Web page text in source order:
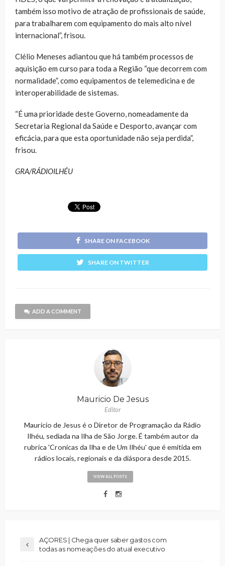
também isso motivo de atração de profissionais de saúde,
para trabalharem com equipamento do mais alto nível
internacional”, frisou.
Clélio Meneses adiantou que há também processos de
aquisição em curso para toda a Região “que decorrem com
normalidade”, como equipamentos de telemedicina e de
interoperabilidade de sistemas.
“É uma prioridade deste Governo, nomeadamente da
Secretaria Regional da Saúde e Desporto, avançar com
eficácia, para que esta oportunidade não seja perdida”,
frisou.
GRA/RÁDIOILHÉU
SHARE ON FACEBOOK
SHARE ON TWITTER
ADD A COMMENT
Mauricio De Jesus
Editor
Maurício de Jesus é o Diretor de Programação da Rádio
Ilhéu, sediada na Ilha de São Jorge. É também autor da
rubrica 'Cronicas da Ilha e de Um Ilhéu' que é emitida em
rádios locais, regionais e da diáspora desde 2015.
VIEW ALL POSTS
AÇORES | Chega quer saber gastos com
todas as nomeações do atual executivo